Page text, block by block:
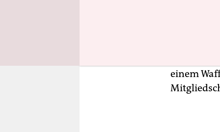
einem